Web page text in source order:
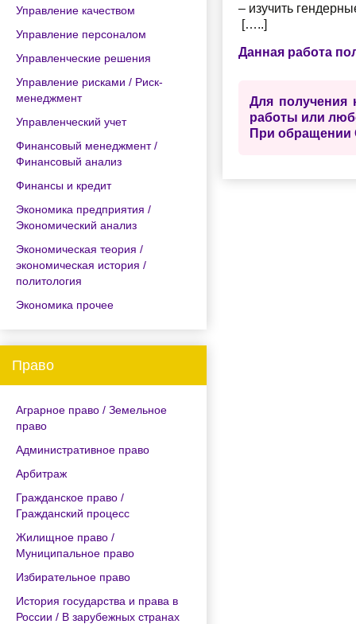
Управление качеством
Управление персоналом
Управленческие решения
Управление рисками / Риск-
менеджмент
Управленческий учет
Финансовый менеджмент /
Финансовый анализ
Финансы и кредит
Экономика предприятия /
Экономический анализ
Экономическая теория /
экономическая история /
политология
Экономика прочее
Право
Аграрное право / Земельное
право
Административное право
Арбитраж
Гражданское право /
Гражданский процесс
Жилищное право /
Муниципальное право
Избирательное право
История государства и права в
России / В зарубежных странах
– изучить
[…..]
Данная работа
Для получения
работы или
При обращении